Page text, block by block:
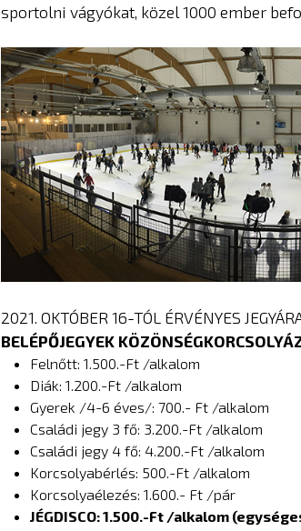
sportolni vágyókat, közel 1000 ember
2021. OKTÓBER 16-TÓL ÉRVÉNYES
BELÉPŐJEGYEK
Felnőtt: 1.500.-Ft /alkalom
Diák: 1.200.-Ft /alkalom
Gyerek /4-6 éves/: 700.- Ft /alkalom
Családi jegy 3 fő: 3.200.-Ft /alkalom
Családi jegy 4 fő: 4.200.-Ft /alkalom
Korcsolyabérlés: 500.-Ft /alkalom
Korcsolyaélezés: 1.600.- Ft /pár
JÉGDISCO: 1.500.-Ft /alkalom